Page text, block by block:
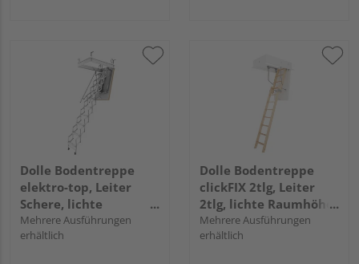
Dolle Bodentreppe
elektro-top, Leiter
Schere, lichte
Raumhöhe 240 - 280
cm
Mehrere Ausführungen
erhältlich
Dolle Bodentreppe
clickFIX 2tlg, Leiter
2tlg, lichte Raumhöhe
bis 272 cm
Mehrere Ausführungen
erhältlich